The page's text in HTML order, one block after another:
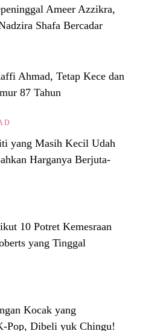
Ameer Azzikra,
Shafa Bercadar
Ahmad, Tetap Kece dan
87 Tahun
yang Masih Kecil Udah
Harganya Berjuta-
10 Potret Kemesraan
yang Tinggal
Kocak yang
Pop, Dibeli yuk Chingu!